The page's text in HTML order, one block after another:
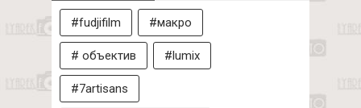
#fudjifilm #макро
# объектив #lumix
#7artisans